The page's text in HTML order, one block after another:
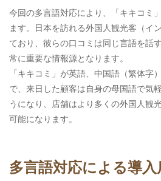
今回の多言語対応により、「キキコミ
ます。日本を訪れる外国人観光客（イ
ており、彼らの口コミは同じ言語を話
常に重要な情報源となります。
「キキコミ」が英語、中国語（繁体字
で、来日した顧客は自身の母国語で気
うになり、店舗はより多くの外国人観
可能になります。
多言語対応による導